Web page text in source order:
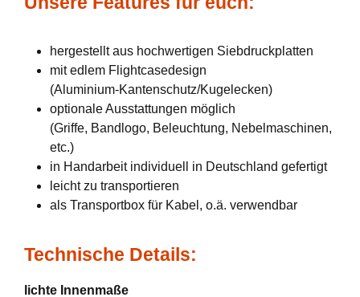
hergestellt aus hochwertigen Siebdruckplatten
mit edlem Flightcasedesign
(Aluminium-Kantenschutz/Kugelecken)
optionale Ausstattungen möglich
(Griffe, Bandlogo, Beleuchtung, Nebelmaschinen,
etc.)
in Handarbeit individuell in Deutschland gefertigt
leicht zu transportieren
als Transportbox für Kabel, o.ä. verwendbar
Technische Details:
lichte Innenmaße